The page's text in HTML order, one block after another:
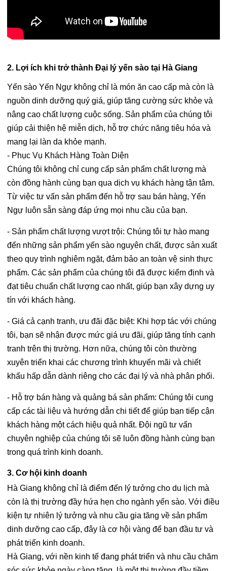
2. Lợi ích khi trở thành Đại lý yến sào tại Hà Giang
Yến sào Yến Ngự không chỉ là món ăn cao cấp mà còn là
nguồn dinh dưỡng quý giá, giúp tăng cường sức khỏe và
nâng cao chất lượng cuộc sống. Sản phẩm của chúng tôi
giúp cải thiện hệ miễn dịch, hỗ trợ chức năng tiêu hóa và
mang lại làn da khỏe mạnh.
- Phục Vụ Khách Hàng Toàn Diện
Chúng tôi không chỉ cung cấp sản phẩm chất lượng mà
còn đồng hành cùng bạn qua dịch vụ khách hàng tận tâm.
Từ việc tư vấn sản phẩm đến hỗ trợ sau bán hàng, Yến
Ngự luôn sẵn sàng đáp ứng mọi nhu cầu của bạn.
- Sản phẩm chất lượng vượt trội: Chúng tôi tự hào mang
đến những sản phẩm yến sào nguyên chất, được sản xuất
theo quy trình nghiêm ngặt, đảm bảo an toàn vệ sinh thực
phẩm. Các sản phẩm của chúng tôi đã được kiểm định và
đạt tiêu chuẩn chất lượng cao nhất, giúp bạn xây dựng uy
tín với khách hàng.
- Giá cả cạnh tranh, ưu đãi đặc biệt: Khi hợp tác với chúng
tôi, bạn sẽ nhận được mức giá ưu đãi, giúp tăng tính cạnh
tranh trên thị trường. Hơn nữa, chúng tôi còn thường
xuyên triển khai các chương trình khuyến mãi và chiết
khấu hấp dẫn dành riêng cho các đại lý và nhà phân phối.
- Hỗ trợ bán hàng và quảng bá sản phẩm: Chúng tôi cung
cấp các tài liệu và hướng dẫn chi tiết để giúp bạn tiếp cận
khách hàng một cách hiệu quả nhất. Đội ngũ tư vấn
chuyên nghiệp của chúng tôi sẽ luôn đồng hành cùng bạn
trong quá trình kinh doanh.
3. Cơ hội kinh doanh
Hà Giang không chỉ là điểm đến lý tưởng cho du lịch mà
còn là thị trường đầy hứa hẹn cho ngành yến sào. Với điều
kiện tự nhiên lý tưởng và nhu cầu gia tăng về sản phẩm
dinh dưỡng cao cấp, đây là cơ hội vàng để bạn đầu tư và
phát triển kinh doanh.
Hà Giang, với nền kinh tế đang phát triển và nhu cầu chăm